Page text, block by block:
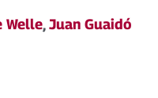
Welle,Juan Guaidó